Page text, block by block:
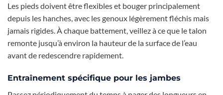
Les pieds doivent être flexibles et bouger principalement
depuis les hanches, avec les genoux légèrement fléchis mais
jamais rigides. À chaque battement, veillez à ce que le talon
remonte jusqu’à environ la hauteur de la surface de l’eau
avant de redescendre rapidement.
Entraînement spécifique pour les jambes